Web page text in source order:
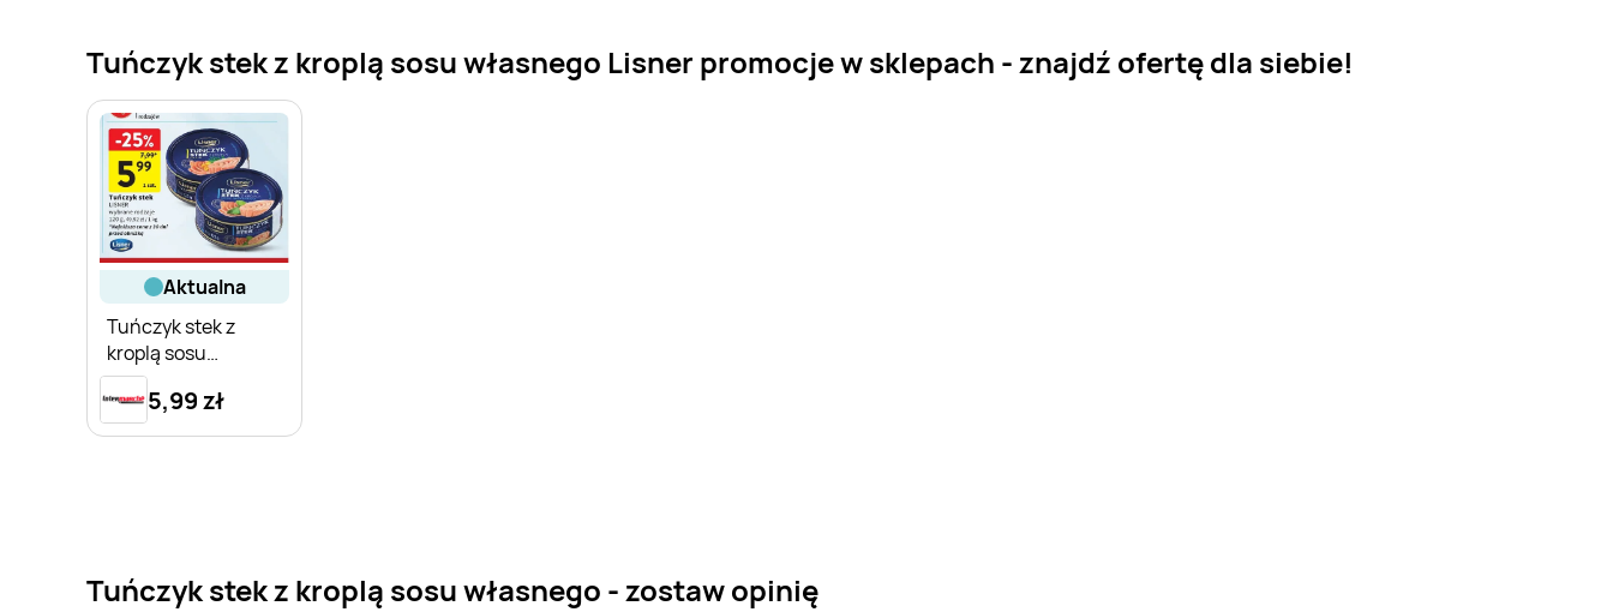
Tuńczyk stek z kroplą sosu własnego Lisner promocje w sklepach - znajdź ofertę dla siebie!
aktualna
Tuńczyk stek z
kroplą sosu
własnego Lisner
5,99 zł
Tuńczyk stek z kroplą sosu własnego - zostaw opinię